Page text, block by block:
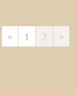
« 1 2 »